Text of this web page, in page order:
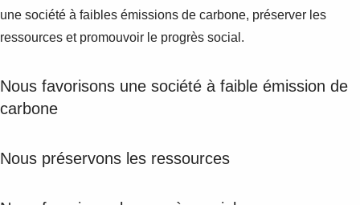
une société à faibles émissions de carbone, préserver les
ressources et promouvoir le progrès social.
Nous favorisons une société à faible émission de
carbone
Nous préservons les ressources